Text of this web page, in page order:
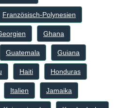
Französisch-Polynesien
Ghana
Guatemala Guiana
Haiti Honduras
Italien Jamaika